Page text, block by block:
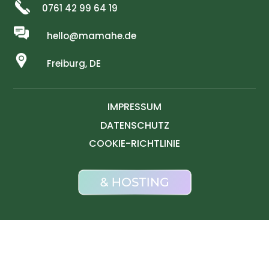
0761 42 99 64 19
hello@mamahe.de
Freiburg, DE
IMPRESSUM
DATENSCHUTZ
COOKIE-RICHTLINIE